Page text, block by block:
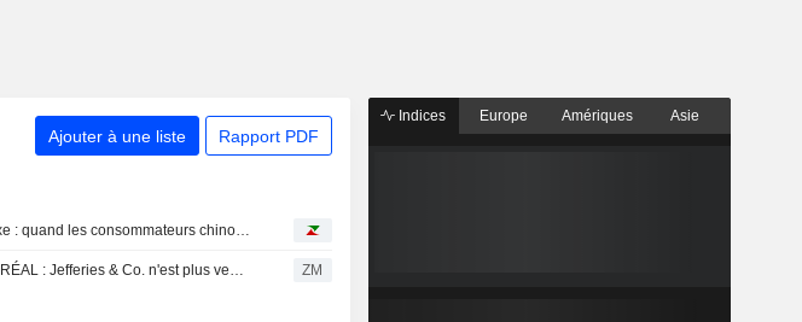
Ajouter à une liste Rapport PDF
Luxe : quand les consommateurs chinois préfèrent une crème plutôt qu'un sac
L'ORÉAL : Jefferies & Co. n'est plus vendeur ZM
Indices Europe Amériques Asie